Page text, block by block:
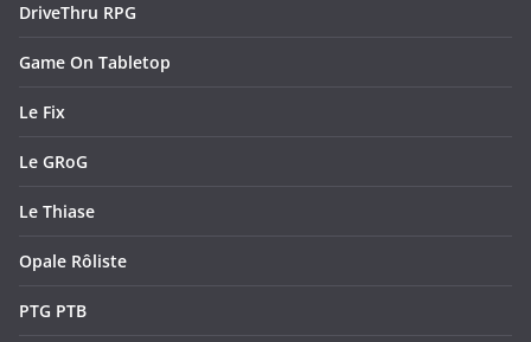
DriveThru RPG
Game On Tabletop
Le Fix
Le GRoG
Le Thiase
Opale Rôliste
PTG PTB